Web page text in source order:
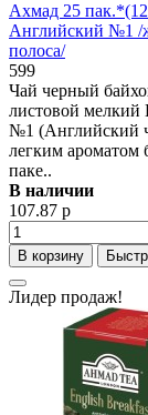
Ахмад 25
Английский №1 /
полоса/
599
Чай черный
листовой мелкий
№1 (Английский
легким ароматом
паке..
В наличии
107.87 р
В корзину
Лидер продаж!